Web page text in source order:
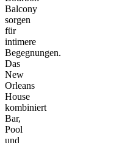
Balcony
sorgen
für
intimere
Begegnungen.
Das
New
Orleans
House
kombiniert
Bar,
Pool
und